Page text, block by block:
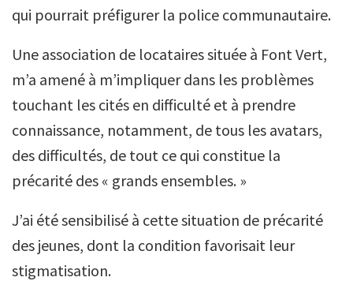
qui pourrait préfigurer la police communautaire.
Une association de locataires située à Font Vert,
m’a amené à m’impliquer dans les problèmes
touchant les cités en difficulté et à prendre
connaissance, notamment, de tous les avatars,
des difficultés, de tout ce qui constitue la
précarité des « grands ensembles. »
J’ai été sensibilisé à cette situation de précarité
des jeunes, dont la condition favorisait leur
stigmatisation.